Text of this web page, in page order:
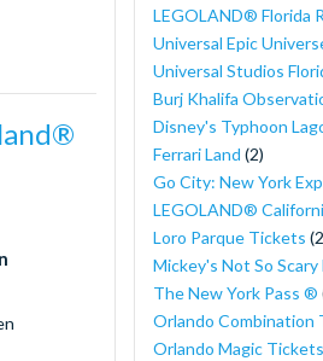
LEGOLAND® Florida
Universal Epic
Universal Studios
Burj Khalifa
Disney's Typhoon
Ferrari Land (2)
Go City: New York
LEGOLAND®
Loro Parque Tickets
Mickey's Not So
The New York Pass ®
Orlando Combination
Orlando Magic